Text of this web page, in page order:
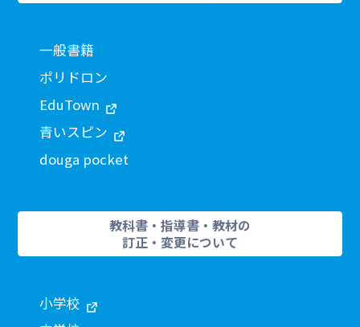
一般書籍
ポリドロン
EduTown
青いスピン
douga pocket
教科書・指導書・教材の
訂正・変更について
小学校